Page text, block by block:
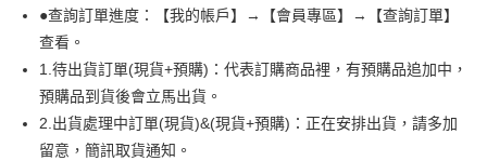
元大商業銀行
永豐商業銀行
玉山商業銀行
台新國際商業銀行
中國信託商業銀行
台灣樂天信用卡公司
匯豐（台灣）商業銀行
華泰商業銀行
聯邦商業銀行
元大商業銀行
玉山商業銀行
星展（台灣）商業銀行
台新國際商業銀行
台灣樂天信用卡公司
悠遊付
全盈+PAY
AFTEE先享後付
相關說明
【關於「AFTEE先享後付」】
●查詢訂單進度：【我的帳戶】→【會員專區】→【查詢訂單】
查看。
1.待出貨訂單(現貨+預購)：代表訂購商品裡，有預購品追加中，
預購品到貨後會立馬出貨。
2.出貨處理中訂單(現貨)&(現貨+預購)：正在安排出貨，請多加
留意，簡訊取貨通知。